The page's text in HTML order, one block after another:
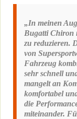
„In meinen
Bugatti Chiron
zu reduzieren.
von
Fahrzeug
sehr schnell
mangelt an
komfortabel
die
miteinander.